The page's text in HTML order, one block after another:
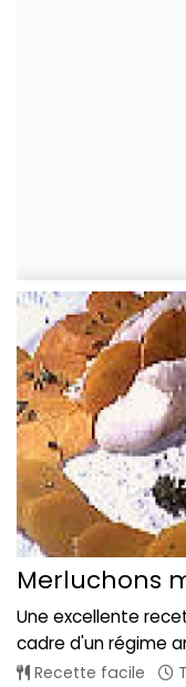
Merluchons
Une excellente
cadre d'un régime
Recette facile